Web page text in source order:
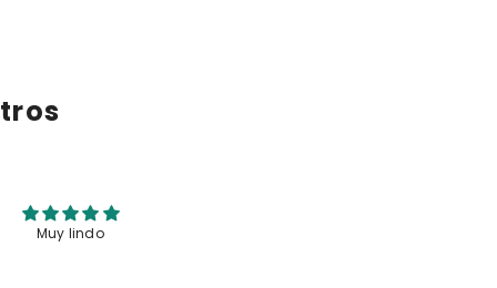
fácil de ubicar, hace